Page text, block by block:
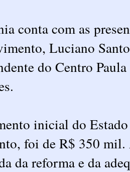
conta com as
Luciano
do Centro
inicial do
foi de R$ 350
da reforma e da